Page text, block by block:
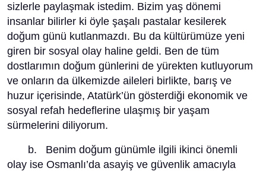
sizlerle paylaşmak istedim. Bizim yaş dönemi
insanlar bilirler ki öyle şaşalı pastalar kesilerek
doğum günü kutlanmazdı. Bu da kültürümüze yeni
giren bir sosyal olay haline geldi. Ben de tüm
dostlarımın doğum günlerini de yürekten kutluyorum
ve onların da ülkemizde aileleri birlikte, barış ve
huzur içerisinde, Atatürk’ün gösterdiği ekonomik ve
sosyal refah hedeflerine ulaşmış bir yaşam
sürmelerini diliyorum.
b. Benim doğum günümle ilgili ikinci önemli
olay ise Osmanlı’da asayiş ve güvenlik amacıyla